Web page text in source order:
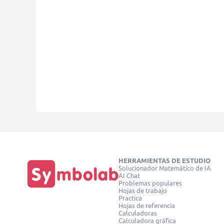
HERRAMIENTAS DE ESTUDIO
Solucionador Matemático de IA
AI Chat
Problemas populares
Hojas de trabajo
Practica
Hojas de referencia
Calculadoras
Calculadora gráfica